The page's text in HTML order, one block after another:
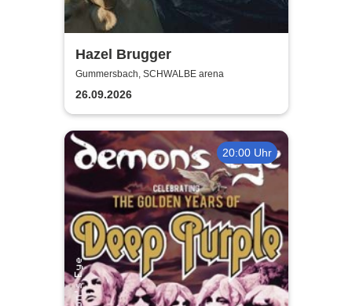
Hazel Brugger
Gummersbach, SCHWALBE arena
26.09.2026
20:00 Uhr